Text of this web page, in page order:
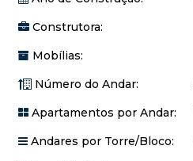
Construtora:
Mobílias:
Número do Andar:
Apartamentos por Andar:
Andares por Torre/Bloco: